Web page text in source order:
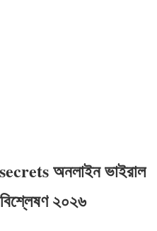
অনলাইন ভাইরাল
২০২৬